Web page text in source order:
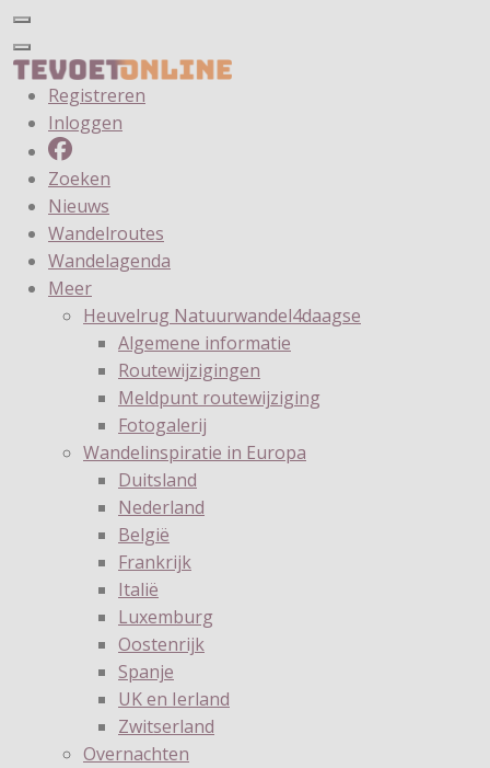
Registreren
Inloggen
Zoeken
Nieuws
Wandelroutes
Wandelagenda
Meer
Heuvelrug Natuurwandel4daagse
Algemene informatie
Routewijzigingen
Meldpunt routewijziging
Fotogalerij
Wandelinspiratie in Europa
Duitsland
Nederland
België
Frankrijk
Italië
Luxemburg
Oostenrijk
Spanje
UK en Ierland
Zwitserland
Overnachten